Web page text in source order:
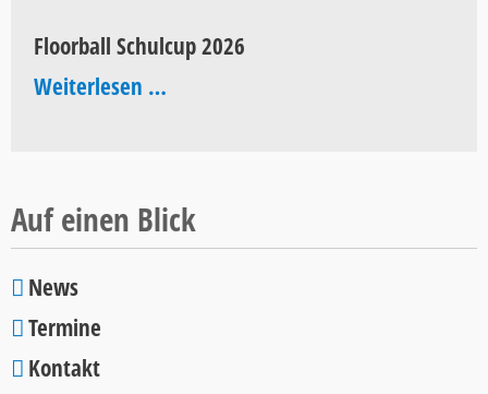
Pop
2026
Floorball Schulcup 2026
Weiterlesen …Floorball
Auf einen Blick
Navigation
überspringen
News
Termine
Kontakt